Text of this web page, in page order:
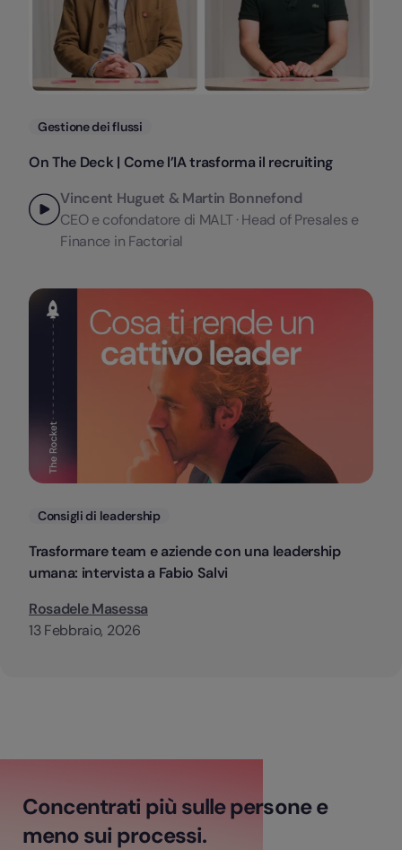
Categorie
Gestione dei flussi
On The Deck | Come l’IA trasforma il recruiting
Vincent Huguet & Martin Bonnefond
CEO e cofondatore di MALT · Head of Presales e
Finance in Factorial
Categorie
Consigli di leadership
Trasformare team e aziende con una leadership
umana: intervista a Fabio Salvi
Rosadele Masessa
13 Febbraio, 2026
Concentrati più sulle persone e
meno sui processi.